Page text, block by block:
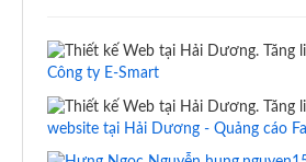
Công ty E-Smart
website tại Hải Dương - Quảng cáo